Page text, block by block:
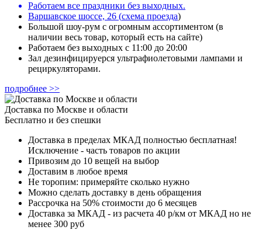
Работаем все праздники без выходных.
Варшавское шоссе, 26 (схема проезда)
Большой шоу-рум с огромным ассортиментом (в
наличии весь товар, который есть на сайте)
Работаем без выходных с 11:00 до 20:00
Зал дезинфицируерся ультрафиолетовыми лампами и
рециркуляторами.
подробнее >>
Доставка по Москве и области
Бесплатно и без спешки
Доставка в пределах МКАД полностью бесплатная!
Исключение - часть товаров по акции
Привозим до 10 вещей на выбор
Доставим в любое время
Не торопим: примеряйте сколько нужно
Можно сделать доставку в день обращения
Рассрочка на 50% стоимости до 6 месяцев
Доставка за МКАД - из расчета 40 р/км от МКАД но не
менее 300 руб